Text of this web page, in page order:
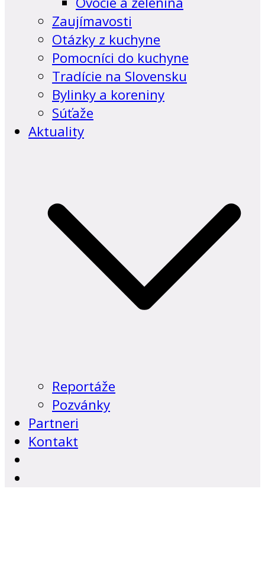
Zaujímavosti
Otázky z kuchyne
Pomocníci do kuchyne
Tradície na Slovensku
Bylinky a koreniny
Súťaže
Aktuality
Reportáže
Pozvánky
Partneri
Kontakt